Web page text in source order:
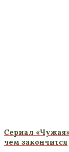
Сериал
чем закончится